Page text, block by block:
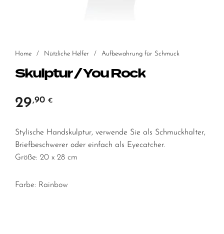
Home / Nützliche Helfer / Aufbewahrung für Schmuck
Skulptur / You Rock
29,90 €
Stylische Handskulptur, verwende Sie als Schmuckhalter,
Briefbeschwerer oder einfach als Eyecatcher.
Größe: 20 x 28 cm
Farbe: Rainbow